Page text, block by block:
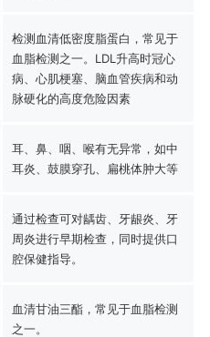
检测血清低密度脂蛋白，常见于
血脂检测之一。LDL升高时冠心
病、心肌梗塞、脑血管疾病和动
脉硬化的高度危险因素
耳、鼻、咽、喉有无异常，如中
耳炎、鼓膜穿孔、扁桃体肿大等
通过检查可对龋齿、牙龈炎、牙
周炎进行早期检查，同时提供口
腔保健指导。
血清甘油三酯，常见于血脂检测
之一。